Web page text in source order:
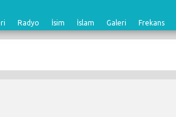
Radyo İsim İslam Galeri Frekans